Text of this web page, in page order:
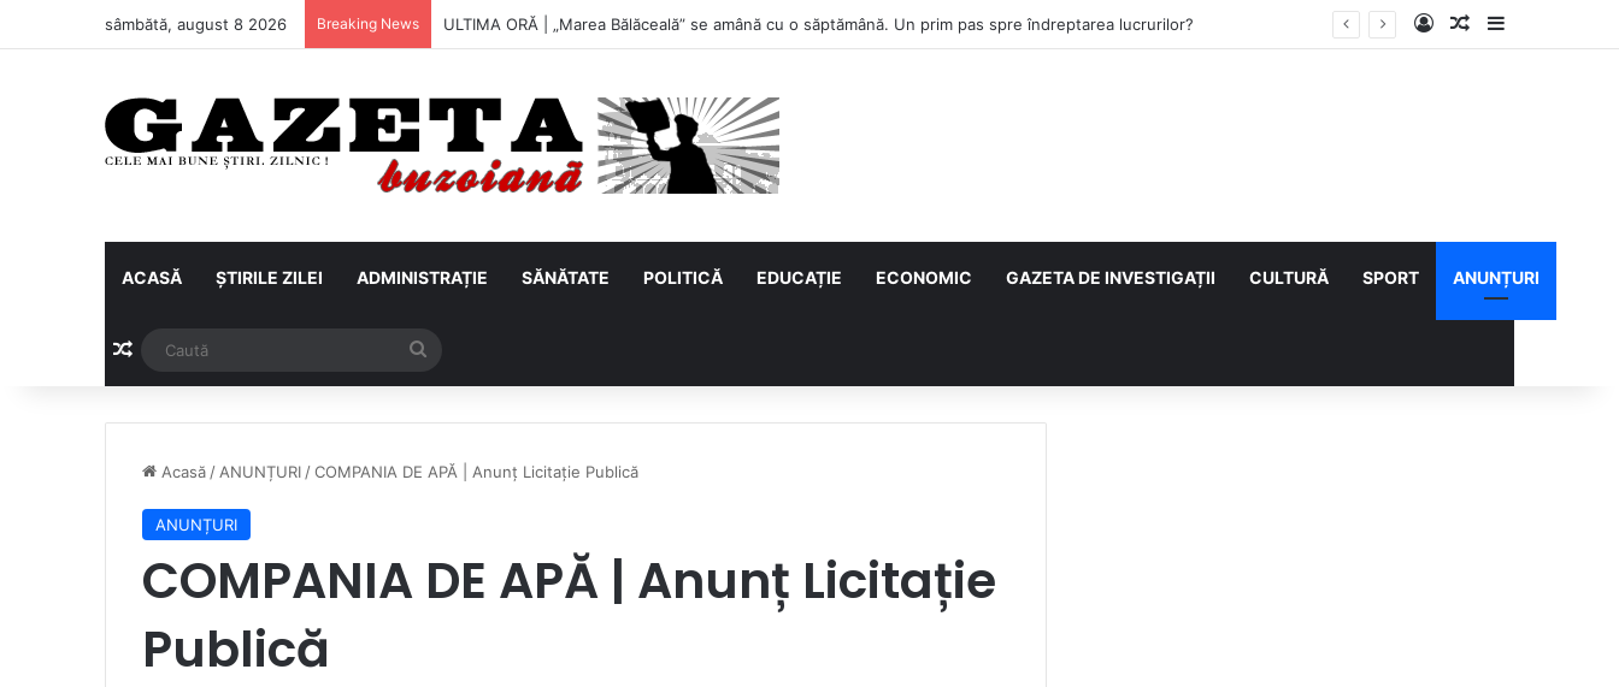
sâmbătă, august 8 2026 Breaking News Metalul Buzău, primul meci acasă în noul sezon de Liga 2. Obiectiv clar înaintea duelului cu CS Afumați Log InArticol aleatoriu
Sidebar
ACASĂ ȘTIRILE ZILEI ADMINISTRAȚIE SĂNĂTATE POLITICĂ EDUCAȚIE ECONOMIC GAZETA DE INVESTIGAȚII CULTURĂ SPORT ANUNȚURI
Articol aleatoriu
Acasă / ANUNȚURI /COMPANIA DE APĂ | Anunț Licitație Publică
ANUNȚURI
COMPANIA DE APĂ | Anunț Licitație
Publică